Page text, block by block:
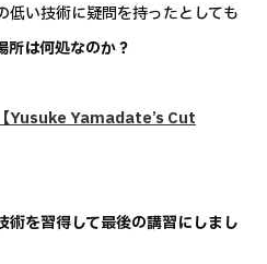
い技術に疑問を持ったとしても
所は何処なのか？
【Yusuke Yamadate’s Cut
術を習得して最後の講習にしまし